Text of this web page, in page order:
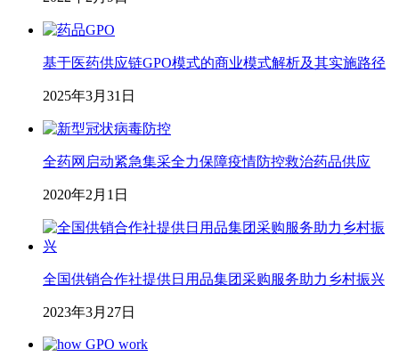
基于医药供应链GPO模式的商业模式解析及其实施路径
2025年3月31日
全药网启动紧急集采全力保障疫情防控救治药品供应
2020年2月1日
全国供销合作社提供日用品集团采购服务助力乡村振兴
2023年3月27日